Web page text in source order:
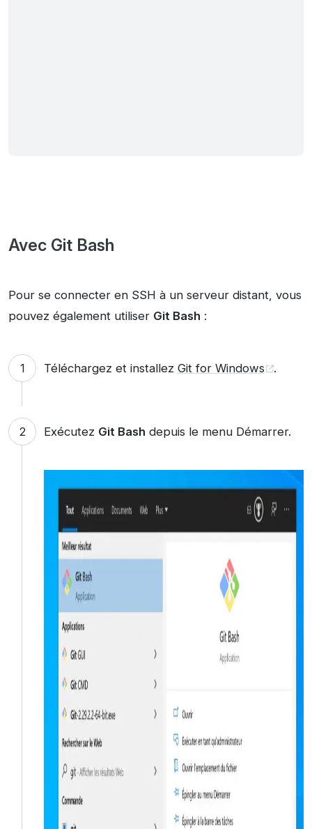
Avec Git Bash
Pour se connecter en SSH à un serveur distant, vous
pouvez également utiliser Git Bash :
Téléchargez et installez Git for Windows .
Exécutez Git Bash depuis le menu Démarrer.